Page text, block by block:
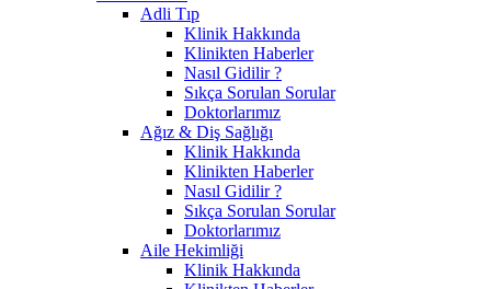
Adli Tıp
Klinik Hakkında
Klinikten Haberler
Nasıl Gidilir ?
Sıkça Sorulan Sorular
Doktorlarımız
Ağız & Diş Sağlığı
Klinik Hakkında
Klinikten Haberler
Nasıl Gidilir ?
Sıkça Sorulan Sorular
Doktorlarımız
Aile Hekimliği
Klinik Hakkında